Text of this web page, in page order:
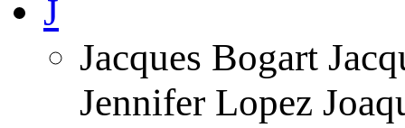
J
Jacques Bogart
Jennifer Lopez